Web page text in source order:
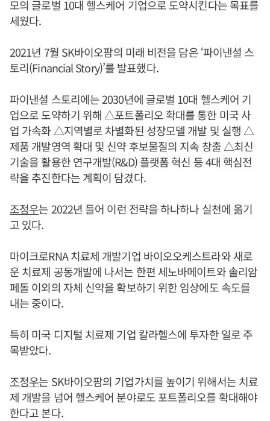
모의 글로벌 10대 헬스케어 기업으로 도약시킨다는 목표를
세웠다.
2021년 7월 SK바이오팜의 미래 비전을 담은 ‘파이낸셜 스
토리(Financial Story)’를 발표했다.
파이낸셜 스토리에는 2030년에 글로벌 10대 헬스케어 기
업으로 도약하기 위해 △포트폴리오 확대를 통한 미국 사
업 가속화 △지역별로 차별화된 성장모델 개발 및 실행 △
제품 개발영역 확대 및 신약 후보물질의 지속 창출 △최신
기술을 활용한 연구개발(R&D) 플랫폼 혁신 등 4대 핵심전
략을 추진한다는 계획이 담겼다.
조정우는 2022년 들어 이런 전략을 하나하나 실천에 옮기
고 있다.
마이크로RNA 치료제 개발기업 바이오오케스트라와 새로
운 치료제 공동개발에 나서는 한편 세노바메이트와 솔리암
페톨 이외의 자체 신약을 확보하기 위한 임상에도 속도를
내는 중이다.
특히 미국 디지털 치료제 기업 칼라헬스에 투자한 일로 주
목받았다.
조정우는 SK바이오팜의 기업가치를 높이기 위해서는 치료
제 개발을 넘어 헬스케어 분야로도 포트폴리오를 확대해야
한다고 본다.